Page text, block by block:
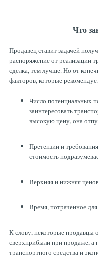
Что
Продавец ставит задачей
распоряжение от реализации
сделка, тем лучше. Но от
факторов, которые
Число потенциальных
заинтересовать
высокую цену, она
Претензии и
стоимость
Верхняя и нижняя
Время, потраченное
К слову, некоторые продавцы
сверхприбыли при продаже, а
транспортного средства и